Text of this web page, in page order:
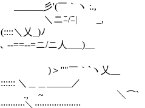
彡'(￣｀ヽ :.,
ﾆ/ﾆ| _,
乂_)ﾉ
=ニ/ニ人___)__
)＞''"￣｀`ヽ乂__
＼＿＿_____／
,:′ ., ~ ＼⌒`
＼:::::::::::::::::::